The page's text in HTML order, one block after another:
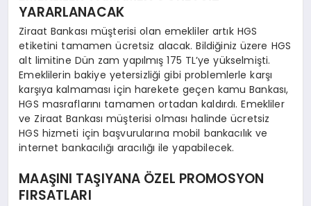
YARARLANACAK
Ziraat Bankası müşterisi olan emekliler artık HGS
etiketini tamamen ücretsiz alacak. Bildiğiniz üzere HGS
alt limitine Dün zam yapılmış 175 TL’ye yükselmişti.
Emeklilerin bakiye yetersizliği gibi problemlerle karşı
karşıya kalmaması için harekete geçen kamu Bankası,
HGS masraflarını tamamen ortadan kaldırdı. Emekliler
ve Ziraat Bankası müşterisi olması halinde ücretsiz
HGS hizmeti için başvurularına mobil bankacılık ve
internet bankacılığı aracılığı ile yapabilecek.
MAAŞINI TAŞIYANA ÖZEL PROMOSYON
FIRSATLARI